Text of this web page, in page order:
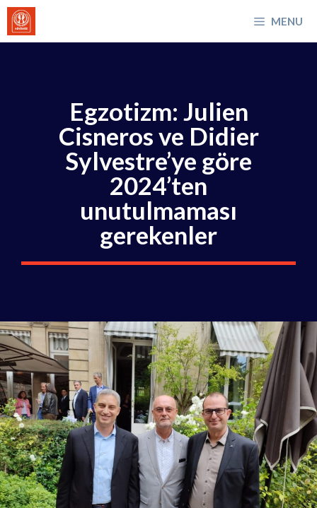
İçeriğe
atla
MENU
Egzotizm: Julien
Cisneros ve Didier
Sylvestre’ye göre
2024’ten
unutulmaması
gerekenler